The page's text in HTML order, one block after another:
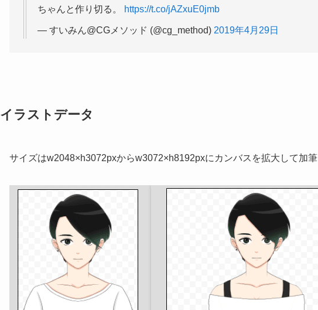
ちゃんと作り切る。
https://t.co/jAZxuE0jmb
— すいみん@CGメソッド (@cg_method) 2019年4月29日
イラストデータ
サイズはw2048×h3072pxからw3072×h8192pxにカンバスを拡大して加筆